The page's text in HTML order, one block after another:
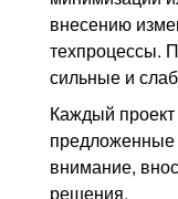
внесению
техпроцессы.
сильные и
Каждый
предложенные
внимание,
решения.